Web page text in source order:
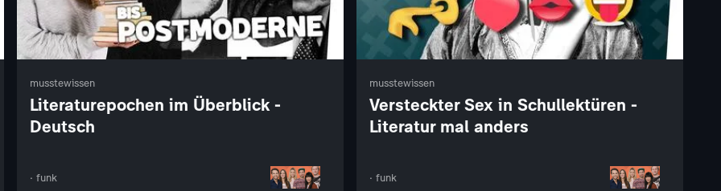
musstewissen
Literaturepochen im Überblick -
Deutsch
· funk
musstewissen
Versteckter Sex in Schullektüren -
Literatur mal anders
· funk